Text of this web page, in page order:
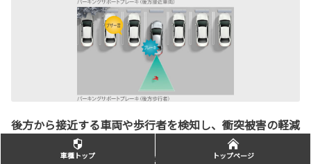
後方から接近する車両や歩行者を検知し、衝突被害の軽減
パーキングサポートブレーキ（後方接近車両）
車種トップ トップページ